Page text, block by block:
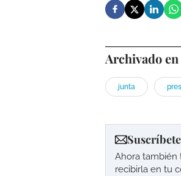
Archivado en
junta
Ahora también
recibirla en tu